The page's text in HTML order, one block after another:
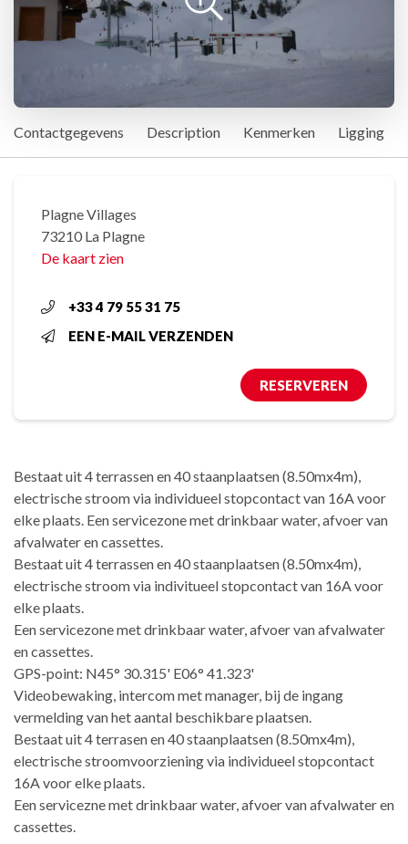
Contactgegevens Description Kenmerken Ligging
Plagne Villages
73210 La Plagne
De kaart zien
+33 4 79 55 31 75
EEN E-MAIL VERZENDEN
RESERVEREN
Bestaat uit 4 terrassen en 40 staanplaatsen (8.50mx4m),
electrische stroom via individueel stopcontact van 16A voor
elke plaats. Een servicezone met drinkbaar water, afvoer van
afvalwater en cassettes.
Bestaat uit 4 terrassen en 40 staanplaatsen (8.50mx4m),
electrische stroom via indivitueel stopcontact van 16A voor
elke plaats.
Een servicezone met drinkbaar water, afvoer van afvalwater
en cassettes.
GPS-point: N45° 30.315' E06° 41.323'
Videobewaking, intercom met manager, bij de ingang
vermelding van het aantal beschikbare plaatsen.
Bestaat uit 4 terrasen en 40 staanplaatsen (8.50mx4m),
electrische stroomvoorziening via individueel stopcontact
16A voor elke plaats.
Een servicezne met drinkbaar water, afvoer van afvalwater en
cassettes.